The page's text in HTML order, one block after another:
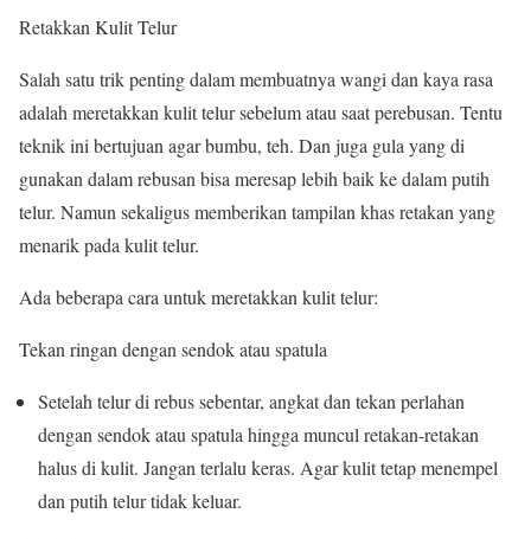
Retakkan Kulit Telur
Salah satu trik penting dalam membuatnya wangi dan kaya rasa
adalah meretakkan kulit telur sebelum atau saat perebusan. Tentu
teknik ini bertujuan agar bumbu, teh. Dan juga gula yang di
gunakan dalam rebusan bisa meresap lebih baik ke dalam putih
telur. Namun sekaligus memberikan tampilan khas retakan yang
menarik pada kulit telur.
Ada beberapa cara untuk meretakkan kulit telur:
Tekan ringan dengan sendok atau spatula
Setelah telur di rebus sebentar, angkat dan tekan perlahan
dengan sendok atau spatula hingga muncul retakan-retakan
halus di kulit. Jangan terlalu keras. Agar kulit tetap menempel
dan putih telur tidak keluar.